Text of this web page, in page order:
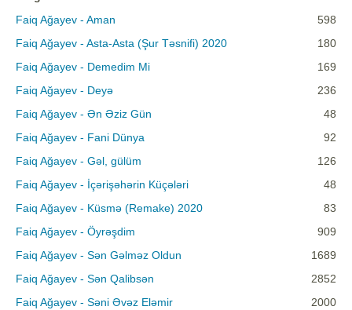
Faiq Ağayev - Aman
598
Faiq Ağayev - Asta-Asta (Şur Təsnifi) 2020
180
Faiq Ağayev - Demedim Mi
169
Faiq Ağayev - Deyə
236
Faiq Ağayev - Ən Əziz Gün
48
Faiq Ağayev - Fani Dünya
92
Faiq Ağayev - Gəl, gülüm
126
Faiq Ağayev - İçərişəhərin Küçələri
48
Faiq Ağayev - Küsmə (Remake) 2020
83
Faiq Ağayev - Öyrəşdim
909
Faiq Ağayev - Sən Gəlməz Oldun
1689
Faiq Ağayev - Sən Qalibsən
2852
Faiq Ağayev - Səni Əvəz Eləmir
2000